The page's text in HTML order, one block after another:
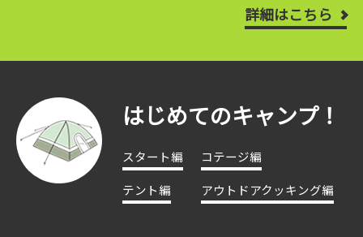
詳細はこちら
はじめてのキャンプ！
スタート編
コテージ編
テント編
アウトドアクッキング編